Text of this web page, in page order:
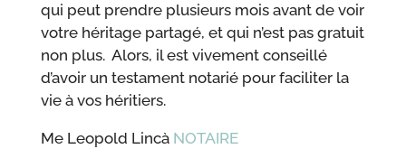
qui peut prendre plusieurs mois avant de voir
votre héritage partagé, et qui n’est pas gratuit
non plus. Alors, il est vivement conseillé
d’avoir un testament notarié pour faciliter la
vie à vos héritiers.
Me Leopold Lincà NOTAIRE